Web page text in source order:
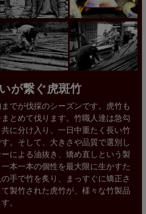
が繋ぐ虎斑竹
でが伐採のシーズンです。虎竹も
とめて伐ります。竹職人達は急勾
に分け入り、一日中重たく長い竹
。そして、大きさや品質で選別し
による油抜き、矯め直しという製
本一本の個性を最大限に生かすた
手で竹を炙り、まっすぐに矯正さ
製竹された虎竹が、様々な竹製品
。